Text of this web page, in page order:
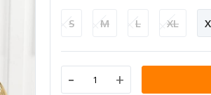
S M L XL
- +